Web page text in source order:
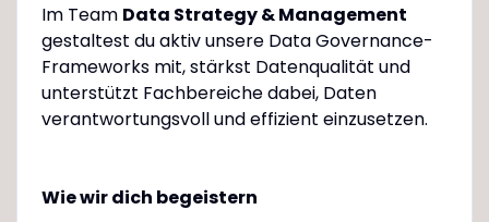
Im Team Data Strategy & Management
gestaltest du aktiv unsere Data Governance-
Frameworks mit, stärkst Datenqualität und
unterstützt Fachbereiche dabei, Daten
verantwortungsvoll und effizient einzusetzen.
Wie wir dich begeistern